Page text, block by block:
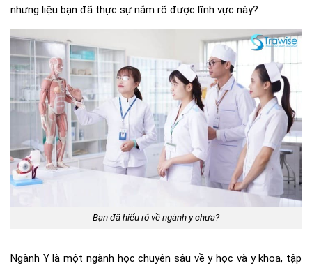
nhưng liệu bạn đã thực sự nắm rõ được lĩnh vực này?
Bạn đã hiểu rõ về ngành y chưa?
Ngành Y là một ngành học chuyên sâu về y học và y khoa, tập